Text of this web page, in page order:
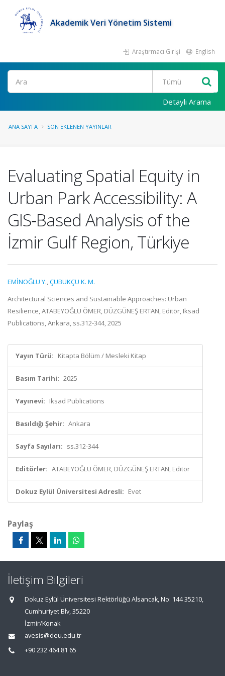
Akademik Veri Yönetim Sistemi
Araştırmacı Girişi English
Ara
Detaylı Arama
ANA SAYFA SON EKLENEN YAYINLAR
Evaluating Spatial Equity in
Urban Park Accessibility: A
GIS‑Based Analysis of the
İzmir Gulf Region, Türkiye
EMİNOĞLU Y.,ÇUBUKÇU K. M.
Architectural Sciences and Sustainable Approaches: Urban
Resilience, ATABEYOĞLU ÖMER, DÜZGÜNEŞ ERTAN, Editör, Iksad
Publications, Ankara, ss.312-344, 2025
Yayın Türü: Kitapta Bölüm / Mesleki Kitap
Basım Tarihi: 2025
Yayınevi: Iksad Publications
Basıldığı Şehir: Ankara
Sayfa Sayıları: ss.312-344
Editörler: ATABEYOĞLU ÖMER, DÜZGÜNEŞ ERTAN, Editör
Dokuz Eylül Üniversitesi Adresli: Evet
Paylaş
İletişim Bilgileri
Dokuz Eylül Üniversitesi Rektörlüğü Alsancak, No: 144 35210,
Cumhuriyet Blv, 35220
İzmir/Konak
avesis@deu.edu.tr
+90 232 464 81 65